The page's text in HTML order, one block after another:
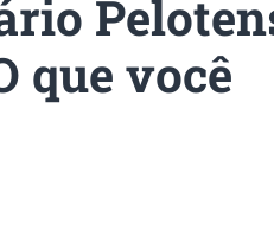
que você